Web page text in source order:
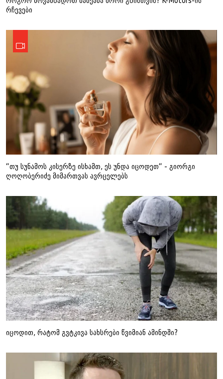
რჩევები
“თუ სუნამოს კისერზე ისხამთ, ეს უნდა იცოდეთ“ - გიორგი
ღოღობერიძე მიმართვას ავრცელებს
იცოდით, რატომ გვტკივა სახსრები წვიმიან ამინდში?